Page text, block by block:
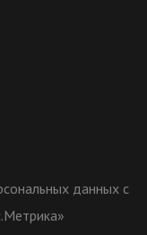
данных с